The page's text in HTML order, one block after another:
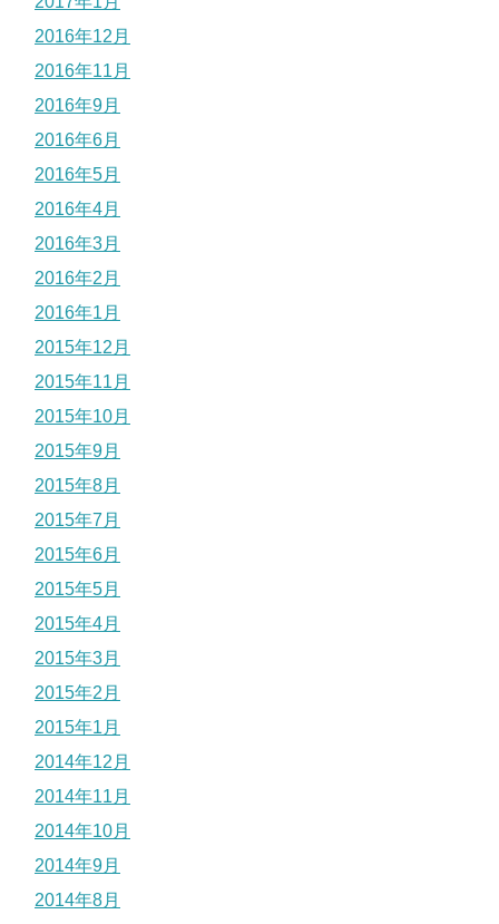
2016年12月
2016年11月
2016年9月
2016年6月
2016年5月
2016年4月
2016年3月
2016年2月
2016年1月
2015年12月
2015年11月
2015年10月
2015年9月
2015年8月
2015年7月
2015年6月
2015年5月
2015年4月
2015年3月
2015年2月
2015年1月
2014年12月
2014年11月
2014年10月
2014年9月
2014年8月